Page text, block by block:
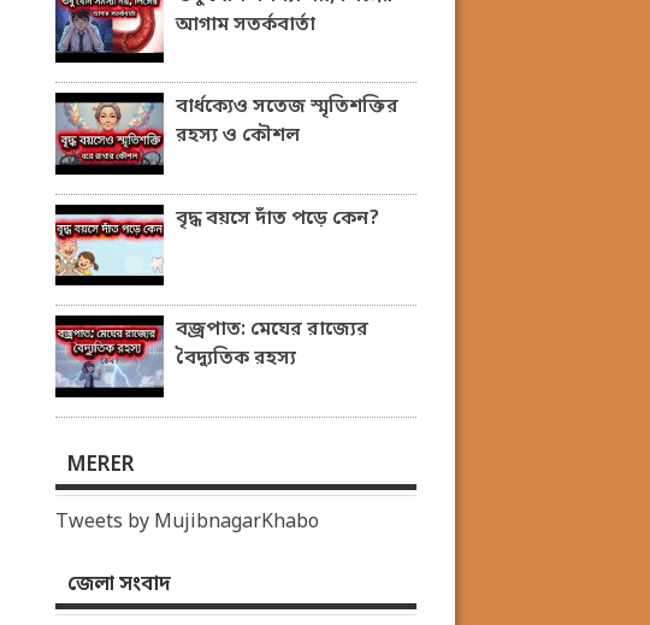
আগাম সতর্কবার্তা
বার্ধক্যেও সতেজ স্মৃতিশক্তির
রহস্য ও কৌশল
বৃদ্ধ বয়সে দাঁত পড়ে কেন?
বজ্রপাত: মেঘের রাজ্যের
বৈদ্যুতিক রহস্য
MERER
Tweets by MujibnagarKhabo
জেলা সংবাদ